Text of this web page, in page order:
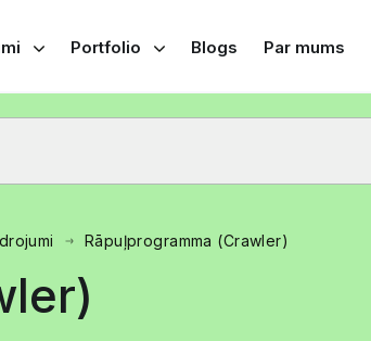
Portfolio Blogs Par mums
Rāpuļprogramma (Crawler)